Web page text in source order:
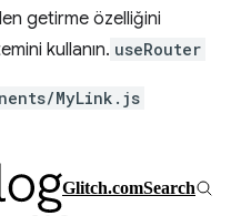
getirme özelliğini
kullanın. useRouter
MyLink.js